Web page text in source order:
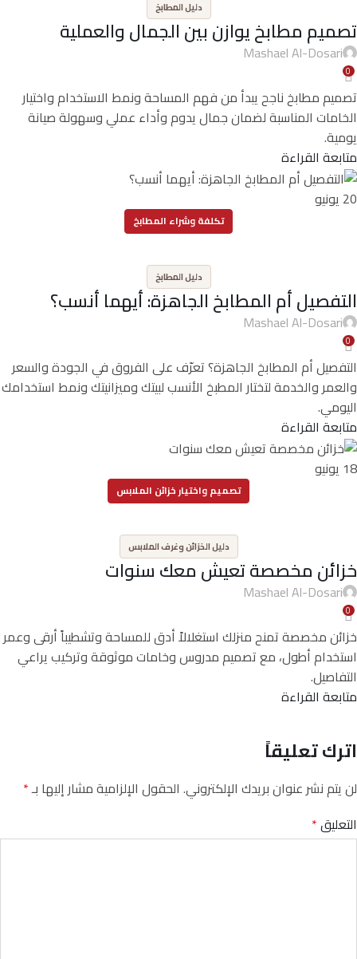
دليل المطابخ
تصميم مطابخ يوازن بين الجمال والعملية
Mashael Al-Dosari
0
تصميم مطابخ ناجح يبدأ من فهم المساحة ونمط الاستخدام واختيار
الخامات المناسبة لضمان جمال يدوم وأداء عملي وسهولة صيانة
يومية.
متابعة القراءة
20 يونيو
تكلفة وشراء المطابخ
دليل المطابخ
التفصيل أم المطابخ الجاهزة: أيهما أنسب؟
Mashael Al-Dosari
0
التفصيل أم المطابخ الجاهزة؟ تعرّف على الفروق في الجودة والسعر
والعمر والخدمة لتختار المطبخ الأنسب لبيتك وميزانيتك ونمط استخدامك
اليومي.
متابعة القراءة
18 يونيو
تصميم واختيار خزائن الملابس
دليل الخزائن وغرف الملابس
خزائن مخصصة تعيش معك سنوات
Mashael Al-Dosari
0
خزائن مخصصة تمنح منزلك استغلالاً أدق للمساحة وتشطيباً أرقى وعمر
استخدام أطول، مع تصميم مدروس وخامات موثوقة وتركيب يراعي
التفاصيل.
متابعة القراءة
اترك تعليقاً
لن يتم نشر عنوان بريدك الإلكتروني. الحقول الإلزامية مشار إليها بـ*
التعليق*